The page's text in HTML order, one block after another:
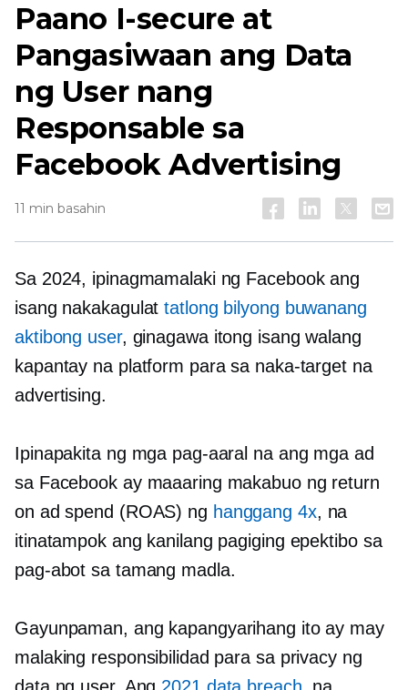
Paano I-secure at
Pangasiwaan ang Data
ng User nang
Responsable sa
Facebook Advertising
11 min basahin
Sa 2024, ipinagmamalaki ng Facebook ang
isang nakakagulattatlong bilyong buwanang
aktibong user, ginagawa itong isang walang
kapantay na platform para sa naka-target na
advertising.
Ipinapakita ng mga pag-aaral na ang mga ad
sa Facebook ay maaaring makabuo ng return
on ad spend (ROAS) ng hanggang 4x, na
itinatampok ang kanilang pagiging epektibo sa
pag-abot sa tamang madla.
Gayunpaman, ang kapangyarihang ito ay may
malaking responsibilidad para sa privacy ng